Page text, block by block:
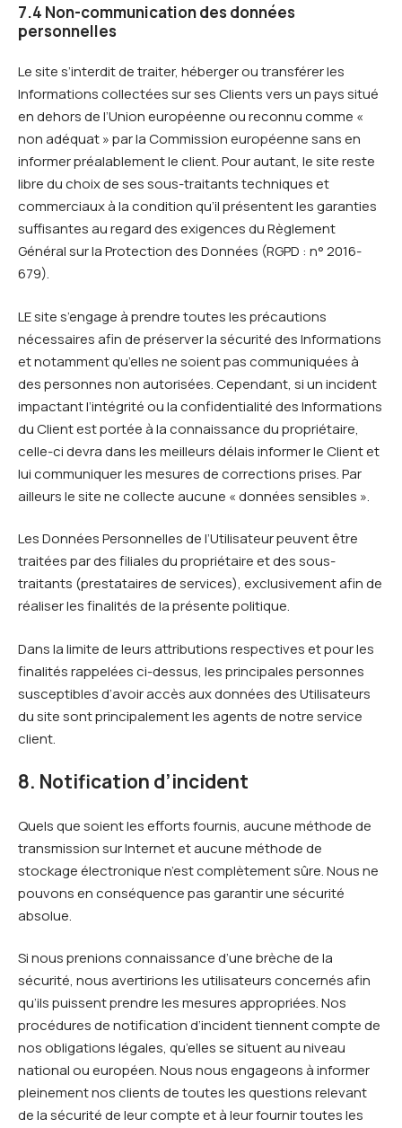
7.4 Non-communication des données
personnelles
Le site s’interdit de traiter, héberger ou transférer les
Informations collectées sur ses Clients vers un pays situé
en dehors de l’Union européenne ou reconnu comme «
non adéquat » par la Commission européenne sans en
informer préalablement le client. Pour autant, le site reste
libre du choix de ses sous-traitants techniques et
commerciaux à la condition qu’il présentent les garanties
suffisantes au regard des exigences du Règlement
Général sur la Protection des Données (RGPD : n° 2016-
679).
LE site s’engage à prendre toutes les précautions
nécessaires afin de préserver la sécurité des Informations
et notamment qu’elles ne soient pas communiquées à
des personnes non autorisées. Cependant, si un incident
impactant l’intégrité ou la confidentialité des Informations
du Client est portée à la connaissance du propriétaire,
celle-ci devra dans les meilleurs délais informer le Client et
lui communiquer les mesures de corrections prises. Par
ailleurs le site ne collecte aucune « données sensibles ».
Les Données Personnelles de l’Utilisateur peuvent être
traitées par des filiales du propriétaire et des sous-
traitants (prestataires de services), exclusivement afin de
réaliser les finalités de la présente politique.
Dans la limite de leurs attributions respectives et pour les
finalités rappelées ci-dessus, les principales personnes
susceptibles d’avoir accès aux données des Utilisateurs
du site sont principalement les agents de notre service
client.
8. Notification d’incident
Quels que soient les efforts fournis, aucune méthode de
transmission sur Internet et aucune méthode de
stockage électronique n’est complètement sûre. Nous ne
pouvons en conséquence pas garantir une sécurité
absolue.
Si nous prenions connaissance d’une brèche de la
sécurité, nous avertirions les utilisateurs concernés afin
qu’ils puissent prendre les mesures appropriées. Nos
procédures de notification d’incident tiennent compte de
nos obligations légales, qu’elles se situent au niveau
national ou européen. Nous nous engageons à informer
pleinement nos clients de toutes les questions relevant
de la sécurité de leur compte et à leur fournir toutes les